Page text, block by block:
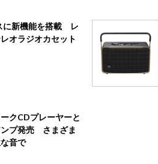
に新機能を搭載 レ
オラジオカセット
クCDプレーヤーと
プ発売 さまざま
音で